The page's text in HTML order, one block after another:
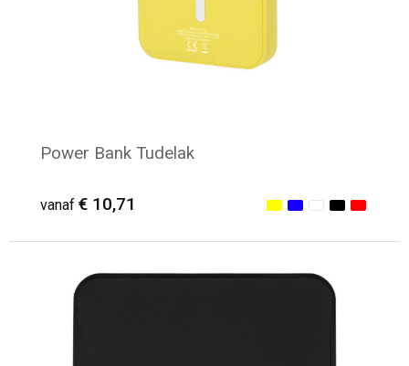
Power Bank Tudelak
vanaf € 10,71
Minimale afname: 8